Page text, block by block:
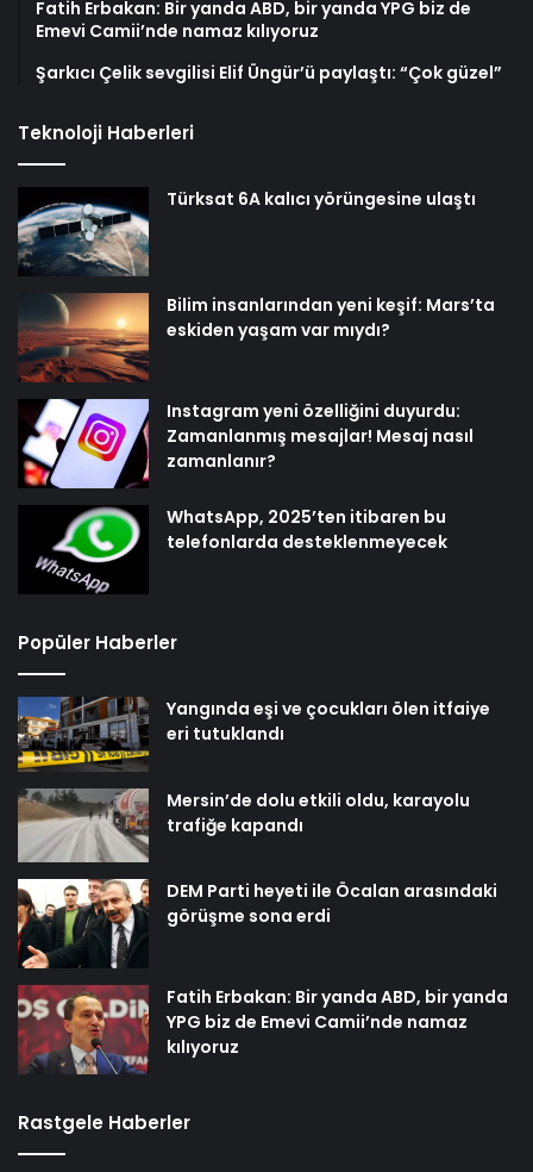
Fatih Erbakan: Bir yanda ABD, bir yanda YPG biz de
Emevi Camii’nde namaz kılıyoruz
Şarkıcı Çelik sevgilisi Elif Üngür’ü paylaştı: “Çok güzel”
Teknoloji Haberleri
Türksat 6A kalıcı yörüngesine ulaştı
Bilim insanlarından yeni keşif: Mars’ta
eskiden yaşam var mıydı?
Instagram yeni özelliğini duyurdu:
Zamanlanmış mesajlar! Mesaj nasıl
zamanlanır?
WhatsApp, 2025’ten itibaren bu
telefonlarda desteklenmeyecek
Popüler Haberler
Yangında eşi ve çocukları ölen itfaiye
eri tutuklandı
Mersin’de dolu etkili oldu, karayolu
trafiğe kapandı
DEM Parti heyeti ile Öcalan arasındaki
görüşme sona erdi
Fatih Erbakan: Bir yanda ABD, bir yanda
YPG biz de Emevi Camii’nde namaz
kılıyoruz
Rastgele Haberler